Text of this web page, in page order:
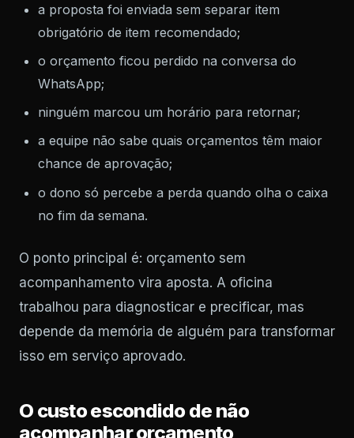
a proposta foi enviada sem separar item
obrigatório de item recomendado;
o orçamento ficou perdido na conversa do
WhatsApp;
ninguém marcou um horário para retornar;
a equipe não sabe quais orçamentos têm maior
chance de aprovação;
o dono só percebe a perda quando olha o caixa
no fim da semana.
O ponto principal é: orçamento sem
acompanhamento vira aposta. A oficina
trabalhou para diagnosticar e precificar, mas
depende da memória de alguém para transformar
isso em serviço aprovado.
O custo escondido de não
acompanhar orçamento